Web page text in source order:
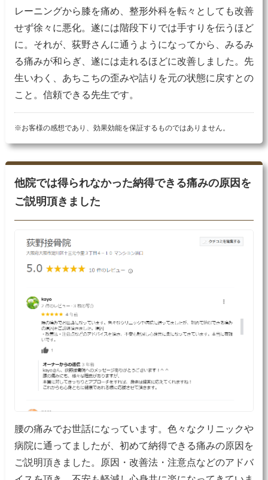
レーニングから膝を痛め、整形外科を転々としても改善
せず徐々に悪化。遂には階段下りでは手すりを伝うほど
に。それが、荻野さんに通うようになってから、みるみ
る痛みが和らぎ、遂には走れるほどに改善しました。先
生いわく、あちこちの歪みや詰りを元の状態に戻すとの
こと。信頼できる先生です。
※お客様の感想であり、効果効能を保証するものではありません。
他院では得られなかった納得できる痛みの原因を
ご説明頂きました
腰の痛みでお世話になっています。色々なクリニックや
病院に通ってましたが、初めて納得できる痛みの原因を
ご説明頂きました。原因・改善法・注意点などのアドバ